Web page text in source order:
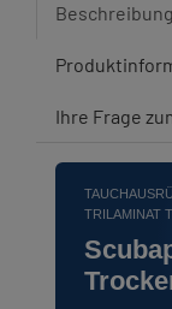
Beschreibung
Ihre Frage
TRILAMINAT